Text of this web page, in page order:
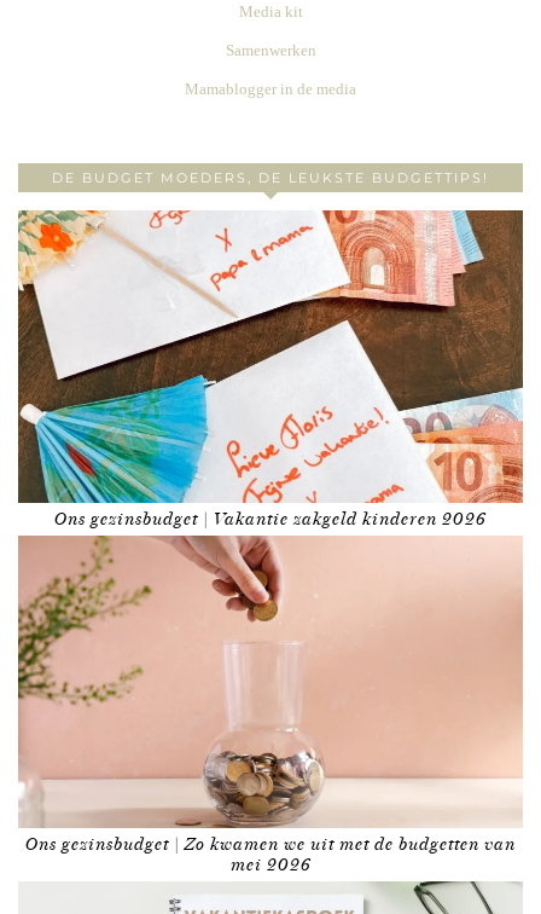
Media kit
Samenwerken
Mamablogger in de media
DE BUDGET MOEDERS, DE LEUKSTE BUDGETTIPS!
Ons gezinsbudget | Vakantie zakgeld kinderen 2026
Ons gezinsbudget | Zo kwamen we uit met de budgetten van
mei 2026